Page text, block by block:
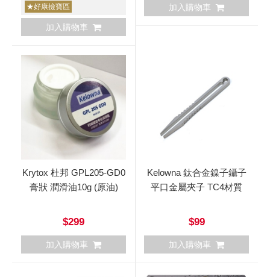
★好康撿寶區
加入購物車
加入購物車
Krytox 杜邦 GPL205-GD0
膏狀 潤滑油10g (原油)
$299
加入購物車
Kelowna 鈦合金鎳子鑷子
平口金屬夾子 TC4材質
$99
加入購物車